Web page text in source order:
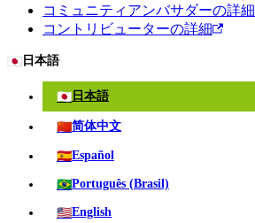
コミュニティアンバサダーの詳細
コントリビューターの詳細
🇯🇵 日本語
🇯🇵 日本語
🇨🇳简体中文
🇪🇸Español
🇧🇷Português (Brasil)
🇺🇸English